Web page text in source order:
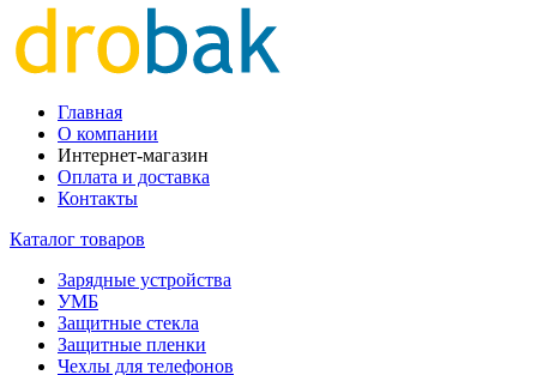
Главная
О компании
Интернет-магазин
Оплата и доставка
Контакты
Каталог товаров
Зарядные устройства
УМБ
Защитные стекла
Защитные пленки
Чехлы для телефонов